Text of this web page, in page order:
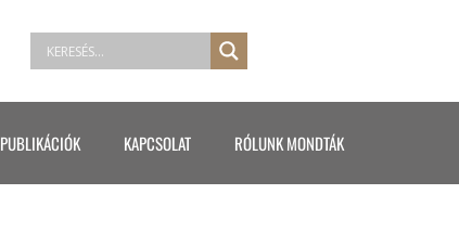
PUBLIKÁCIÓK KAPCSOLAT RÓLUNK MONDTÁK